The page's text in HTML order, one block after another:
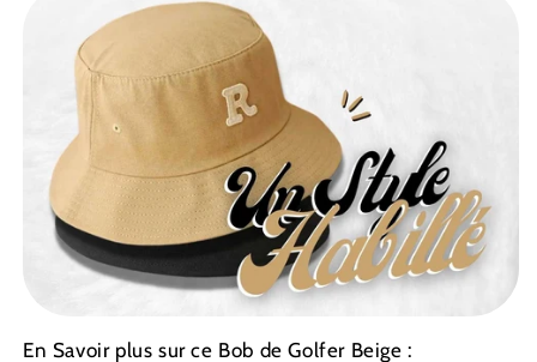
En Savoir plus sur ce Bob de Golfer Beige :